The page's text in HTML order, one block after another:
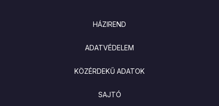
HÁZIREND
ADATVÉDELEM
KÖZÉRDEKŰ ADATOK
SAJTÓ